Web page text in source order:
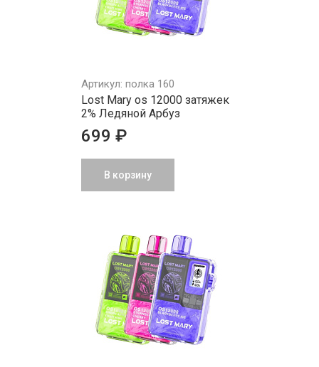
Артикул: полка 160
Lost Mary os 12000 затяжек
2% Ледяной Арбуз
699 ₽
В корзину